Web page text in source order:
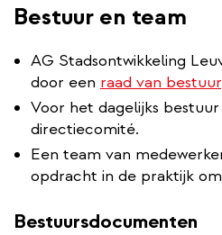
Bestuur en team
AG Stadsontwikkeling
door een raad van bestuur
Voor het dagelijks
directiecomité.
Een team van
opdracht in de praktijk
Bestuursdocumenten